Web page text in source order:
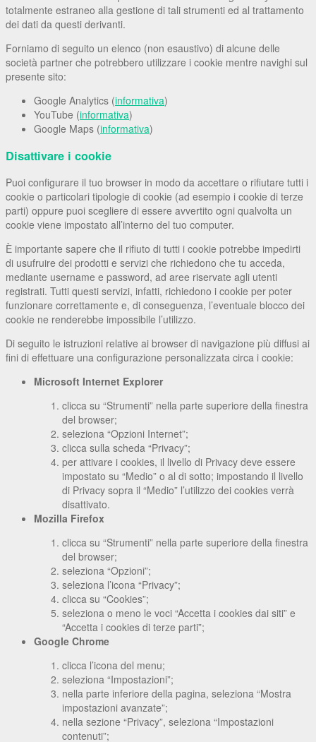
totalmente estraneo alla gestione di tali strumenti ed al trattamento
dei dati da questi derivanti.
Forniamo di seguito un elenco (non esaustivo) di alcune delle
società partner che potrebbero utilizzare i cookie mentre navighi sul
presente sito:
Google Analytics (informativa)
YouTube (informativa)
Google Maps (informativa)
Disattivare i cookie
Puoi configurare il tuo browser in modo da accettare o rifiutare tutti i
cookie o particolari tipologie di cookie (ad esempio i cookie di terze
parti) oppure puoi scegliere di essere avvertito ogni qualvolta un
cookie viene impostato all’interno del tuo computer.
È importante sapere che il rifiuto di tutti i cookie potrebbe impedirti
di usufruire dei prodotti e servizi che richiedono che tu acceda,
mediante username e password, ad aree riservate agli utenti
registrati. Tutti questi servizi, infatti, richiedono i cookie per poter
funzionare correttamente e, di conseguenza, l’eventuale blocco dei
cookie ne renderebbe impossibile l’utilizzo.
Di seguito le istruzioni relative ai browser di navigazione più diffusi ai
fini di effettuare una configurazione personalizzata circa i cookie:
Microsoft Internet Explorer
clicca su “Strumenti” nella parte superiore della finestra
del browser;
seleziona “Opzioni Internet”;
clicca sulla scheda “Privacy”;
per attivare i cookies, il livello di Privacy deve essere
impostato su “Medio” o al di sotto; impostando il livello
di Privacy sopra il “Medio” l’utilizzo dei cookies verrà
disattivato.
Mozilla Firefox
clicca su “Strumenti” nella parte superiore della finestra
del browser;
seleziona “Opzioni”;
seleziona l’icona “Privacy”;
clicca su “Cookies”;
seleziona o meno le voci “Accetta i cookies dai siti” e
“Accetta i cookies di terze parti”;
Google Chrome
clicca l’icona del menu;
seleziona “Impostazioni”;
nella parte inferiore della pagina, seleziona “Mostra
impostazioni avanzate”;
nella sezione “Privacy”, seleziona “Impostazioni
contenuti”;